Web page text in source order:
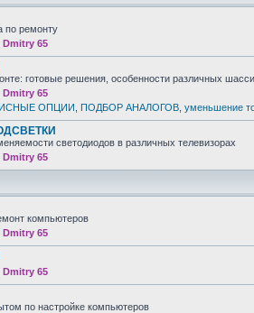
по ремонту
Dmitry 65
готовые решения, особенности различных
Dmitry 65
ОПЦИИ ПОДБОР АНАЛОГОВ уменьшение
светодиодов в различных телевизорах
Dmitry 65
компьютеров
Dmitry 65
Dmitry 65
по настройке компьютеров